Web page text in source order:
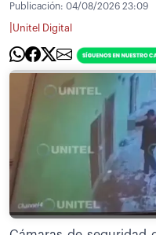
Publicación: 04/08/2026 23:09
Unitel Digital